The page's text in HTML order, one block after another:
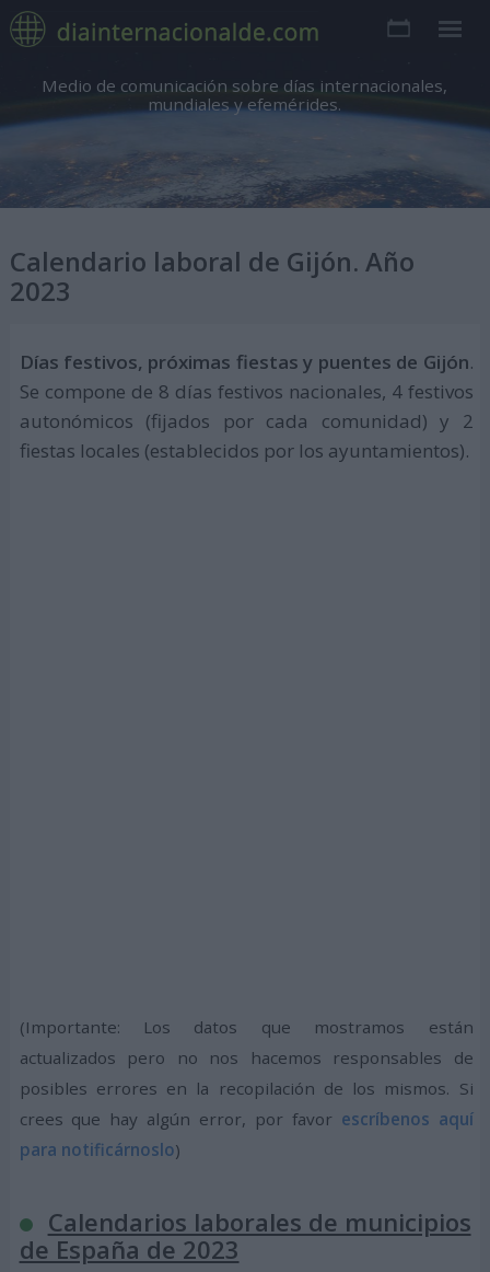
Medio de comunicación sobre días internacionales,
mundiales y efemérides.
Calendario laboral de Gijón. Año
2023
Días festivos, próximas fiestas y puentes de Gijón.
Se compone de 8 días festivos nacionales, 4 festivos
autonómicos (fijados por cada comunidad) y 2
fiestas locales (establecidos por los ayuntamientos).
(Importante: Los datos que mostramos están
actualizados pero no nos hacemos responsables de
posibles errores en la recopilación de los mismos. Si
crees que hay algún error, por favor escríbenos aquí
para notificárnoslo)
Calendarios laborales de municipios
de España de 2023